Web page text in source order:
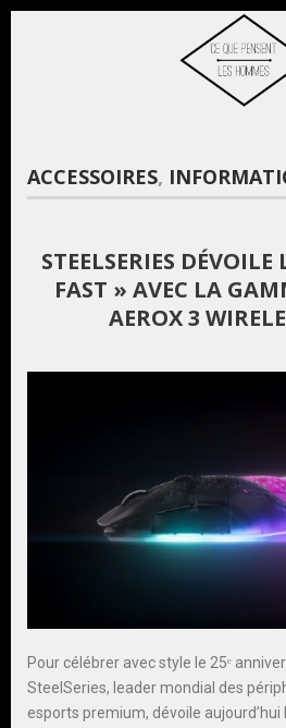
ACCESSOIRES,
STEELSERIES DÉVOILE
FAST » AVEC LA
AEROX 3
Pour célébrer avec style le 25ᵉ
SteelSeries, leader mondial des
esports premium, dévoile